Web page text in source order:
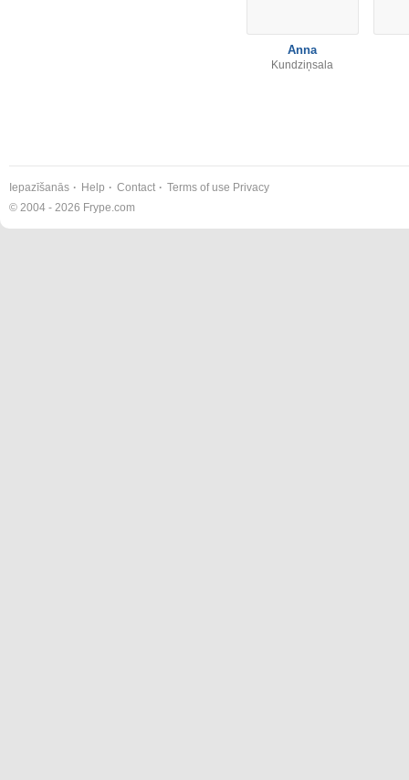
Anna
Kundziņsala
Iepazīšanās Help Contact Terms of use Privacy
© 2004 - 2026 Frype.com